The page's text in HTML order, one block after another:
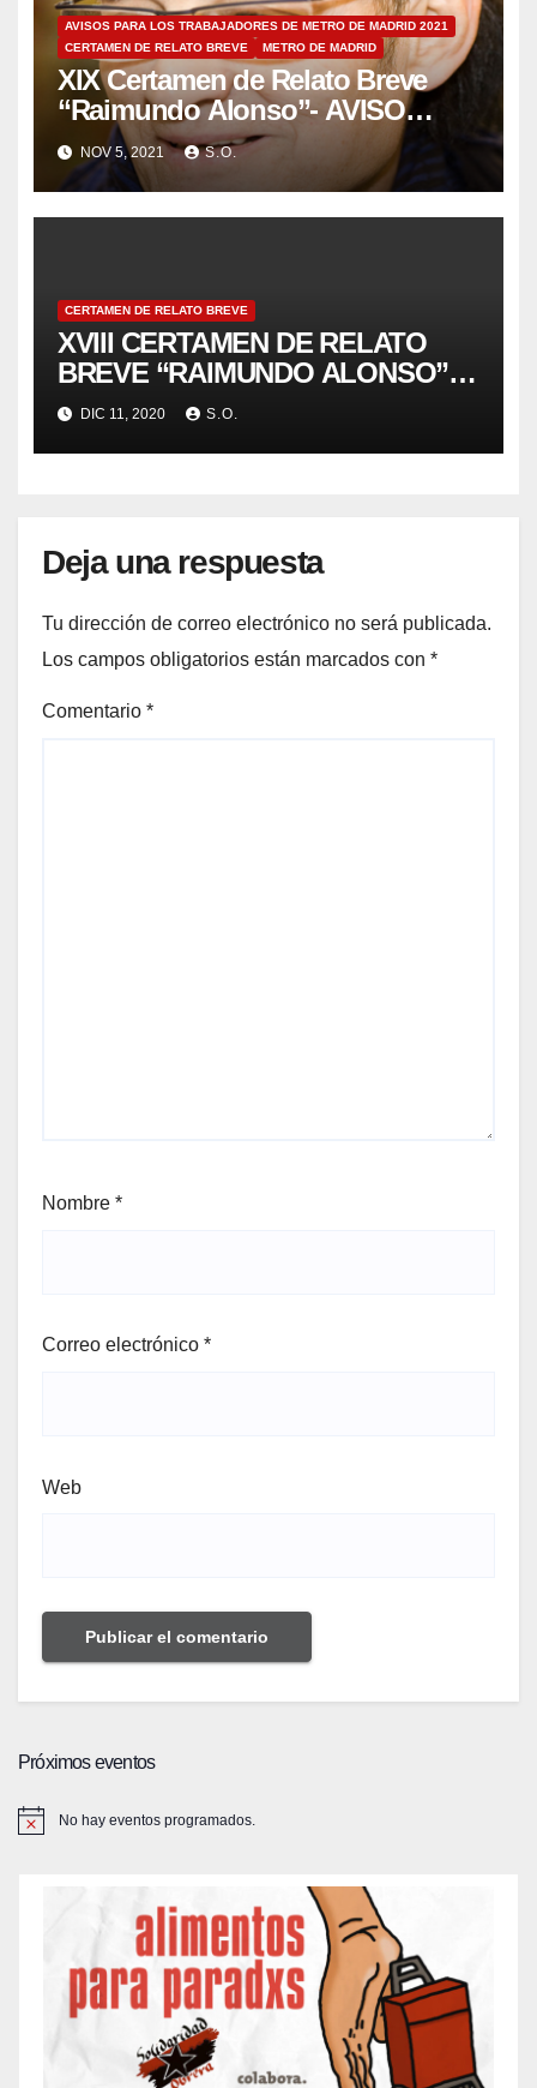
AVISOS PARA LOS TRABAJADORES DE METRO DE MADRID 2021
CERTAMEN DE RELATO BREVE
METRO DE MADRID
XIX Certamen de Relato Breve
“Raimundo Alonso”- AVISO
84/2021 METROMADRID
NOV 5, 2021 S.O.
CERTAMEN DE RELATO BREVE
XVIII CERTAMEN DE RELATO
BREVE “RAIMUNDO ALONSO”
UN METRO DE 350 PALABRAS…
– ENTREGA DE PREMIOS
(EDICIÓN VIRTUAL)
DIC 11, 2020 S.O.
Deja una respuesta
Tu dirección de correo electrónico no será publicada.
Los campos obligatorios están marcados con *
Comentario *
Nombre *
Correo electrónico *
Web
Próximos eventos
No hay eventos programados.